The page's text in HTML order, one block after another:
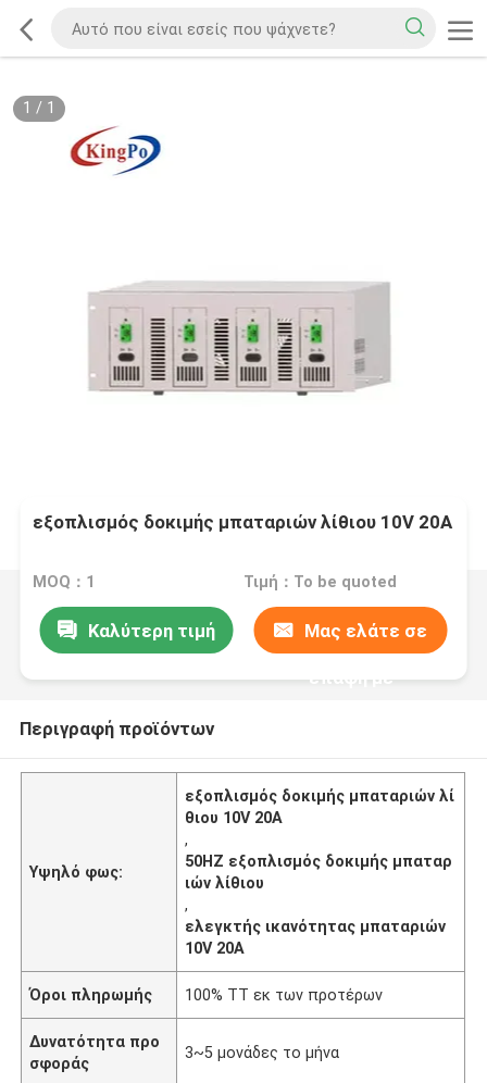
1 / 1
εξοπλισμός δοκιμής μπαταριών λίθιου 10V 20A
MOQ：1 Τιμή：To be quoted
Καλύτερη τιμή Μας ελάτε σε
επαφή με
Περιγραφή προϊόντων
Υψηλό φως:
εξοπλισμός δοκιμής μπαταριών λί
θιου 10V 20A
,
50HZ εξοπλισμός δοκιμής μπαταρ
ιών λίθιου
,
ελεγκτής ικανότητας μπαταριών
10V 20A
Όροι πληρωμής 100% TT εκ των προτέρων
Δυνατότητα προ
σφοράς
3~5 μονάδες το μήνα